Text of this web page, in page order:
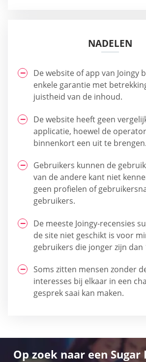
NADELEN
De website of app van Joingy
enkele garantie met
juistheid van de inhoud.
De website heeft geen
applicatie, hoewel de
binnenkort een uit te brengen.
Gebruikers kunnen de
van de andere kant niet
geen profielen of
gebruikers.
De meeste Joingy-recensies
de site niet geschikt is voor
gebruikers die jonger zijn dan
Soms zitten mensen zonder
interesses bij elkaar in een
gesprek saai kan maken.
Op zoek naar een Sugar